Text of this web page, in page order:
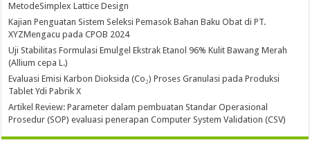
MetodeSimplex Lattice Design
Kajian Penguatan Sistem Seleksi Pemasok Bahan Baku Obat di PT.
XYZMengacu pada CPOB 2024
Uji Stabilitas Formulasi Emulgel Ekstrak Etanol 96% Kulit Bawang Merah
(Allium cepa L.)
Evaluasi Emisi Karbon Dioksida (Co₂) Proses Granulasi pada Produksi
Tablet Ydi Pabrik X
Artikel Review: Parameter dalam pembuatan Standar Operasional
Prosedur (SOP) evaluasi penerapan Computer System Validation (CSV)